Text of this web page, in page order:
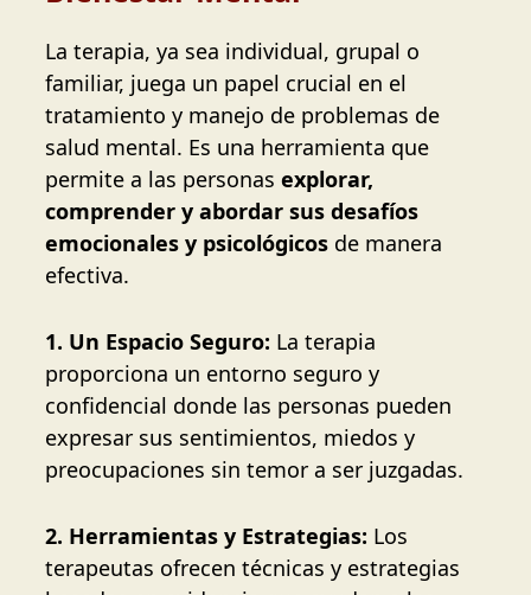
La terapia, ya sea individual, grupal o
familiar, juega un papel crucial en el
tratamiento y manejo de problemas de
salud mental. Es una herramienta que
permite a las personas explorar,
comprender y abordar sus desafíos
emocionales y psicológicos de manera
efectiva.
1. Un Espacio Seguro: La terapia
proporciona un entorno seguro y
confidencial donde las personas pueden
expresar sus sentimientos, miedos y
preocupaciones sin temor a ser juzgadas.
2. Herramientas y Estrategias: Los
terapeutas ofrecen técnicas y estrategias